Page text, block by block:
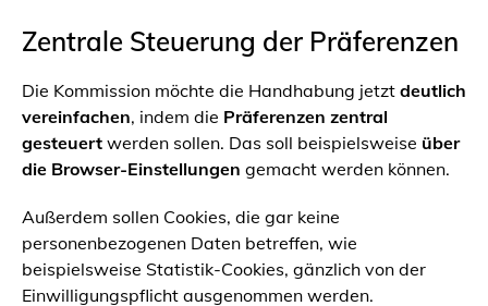
Zentrale Steuerung der Präferenzen
Die Kommission möchte die Handhabung jetzt deutlich
vereinfachen, indem die Präferenzen zentral
gesteuert werden sollen. Das soll beispielsweise über
die Browser-Einstellungen gemacht werden können.
Außerdem sollen Cookies, die gar keine
personenbezogenen Daten betreffen, wie
beispielsweise Statistik-Cookies, gänzlich von der
Einwilligungspflicht ausgenommen werden.